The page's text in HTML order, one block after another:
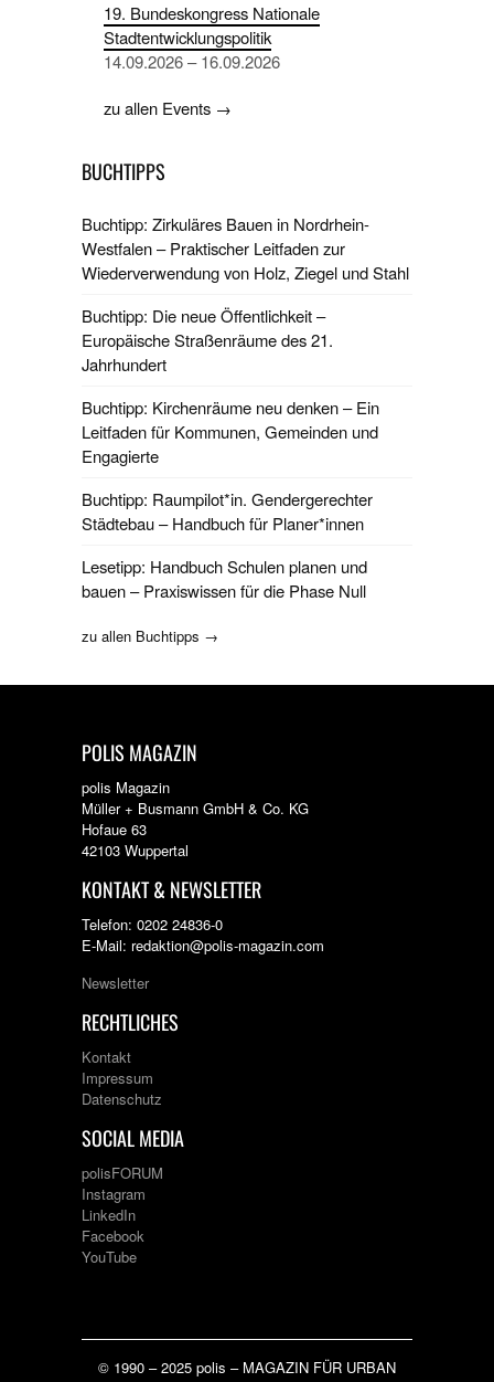
19. Bundeskongress Nationale
Stadtentwicklungspolitik
14.09.2026 – 16.09.2026
zu allen Events →
BUCHTIPPS
Buchtipp: Zirkuläres Bauen in Nordrhein-
Westfalen – Praktischer Leitfaden zur
Wiederverwendung von Holz, Ziegel und Stahl
Buchtipp: Die neue Öffentlichkeit –
Europäische Straßenräume des 21.
Jahrhundert
Buchtipp: Kirchenräume neu denken – Ein
Leitfaden für Kommunen, Gemeinden und
Engagierte
Buchtipp: Raumpilot*in. Gendergerechter
Städtebau – Handbuch für Planer*innen
Lesetipp: Handbuch Schulen planen und
bauen – Praxiswissen für die Phase Null
zu allen Buchtipps →
POLIS MAGAZIN
polis Magazin
Müller + Busmann GmbH & Co. KG
Hofaue 63
42103 Wuppertal
KONTAKT & NEWSLETTER
Telefon: 0202 24836-0
E-Mail: redaktion@polis-magazin.com
Newsletter
RECHTLICHES
Kontakt
Impressum
Datenschutz
SOCIAL MEDIA
polisFORUM
Instagram
LinkedIn
Facebook
YouTube
© 1990 – 2025 polis – MAGAZIN FÜR URBAN